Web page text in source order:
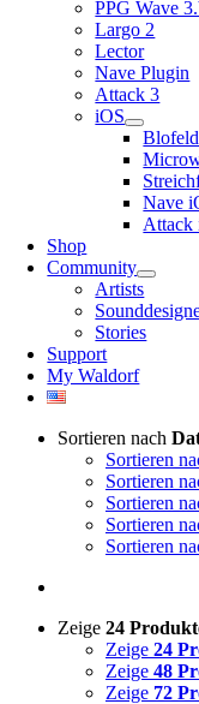
PPG Wave
Largo 2
Lector
Nave Plugin
Attack 3
iOS
Nave
Attack
Shop
Community
Artists
Stories
Support
My Waldorf
Sortieren nach
Sortieren
Sortieren
Sortieren
Sortieren
Sortieren
Zeige 24
Zeige 24
Zeige 48
Zeige 72